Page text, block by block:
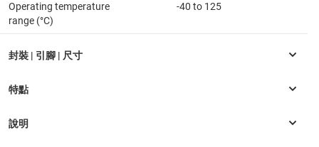
Operating temperature
range (°C)
-40 to 125